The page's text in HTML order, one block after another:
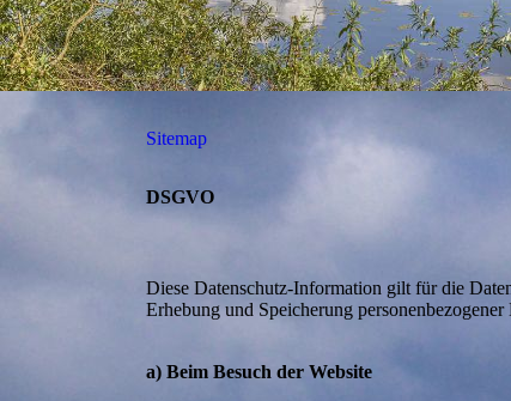
Sitemap
DSGVO
Diese Datenschutz-Information gilt für die
Erhebung und Speicherung
a) Beim Besuch der Website